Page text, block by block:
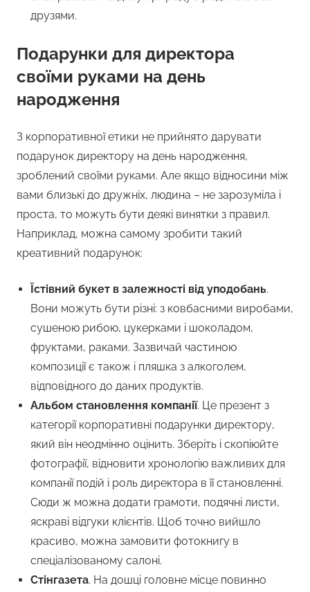
друзями.
Подарунки для директора
своїми руками на день
народження
З корпоративної етики не прийнято дарувати
подарунок директору на день народження,
зроблений своїми руками. Але якщо відносини між
вами близькі до дружніх, людина – не зарозуміла і
проста, то можуть бути деякі винятки з правил.
Наприклад, можна самому зробити такий
креативний подарунок:
Їстівний букет в залежності від уподобань.
Вони можуть бути різні: з ковбасними виробами,
сушеною рибою, цукерками і шоколадом,
фруктами, раками. Зазвичай частиною
композиції є також і пляшка з алкоголем,
відповідного до даних продуктів.
Альбом становлення компанії. Це презент з
категорії корпоративні подарунки директору,
який він неодмінно оцінить. Зберіть і скопіюйте
фотографії, відновити хронологію важливих для
компанії подій і роль директора в її становленні.
Сюди ж можна додати грамоти, подячні листи,
яскраві відгуки клієнтів. Щоб точно вийшло
красиво, можна замовити фотокнигу в
спеціалізованому салоні.
Стінгазета. На дошці головне місце повинно